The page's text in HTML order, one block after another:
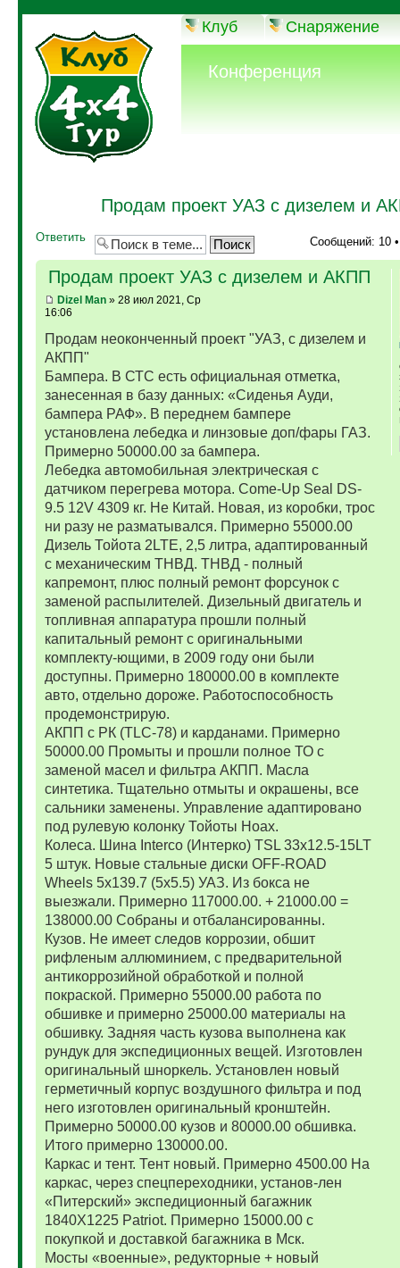
Клуб Снаряжение
Конференция
Продам проект УАЗ с дизелем и
Ответить Сообщений: 10
Продам проект УАЗ с дизелем и АКПП
Dizel Man» 28 июл 2021, Ср
16:06
Продам неоконченный проект "УАЗ, с дизелем и
АКПП"
Бампера. В СТС есть официальная отметка,
занесенная в базу данных: «Сиденья Ауди,
бампера РАФ». В переднем бампере
установлена лебедка и линзовые доп/фары ГАЗ.
Примерно 50000.00 за бампера.
Лебедка автомобильная электрическая с
датчиком перегрева мотора. Come-Up Seal DS-
9.5 12V 4309 кг. Не Китай. Новая, из коробки, трос
ни разу не разматывался. Примерно 55000.00
Дизель Тойота 2LTE, 2,5 литра, адаптированный
с механическим ТНВД. ТНВД - полный
капремонт, плюс полный ремонт форсунок с
заменой распылителей. Дизельный двигатель и
топливная аппаратура прошли полный
капитальный ремонт с оригинальными
комплекту-ющими, в 2009 году они были
доступны. Примерно 180000.00 в комплекте
авто, отдельно дороже. Работоспособность
продемонстрирую.
АКПП с РК (TLC-78) и карданами. Примерно
50000.00 Промыты и прошли полное ТО с
заменой масел и фильтра АКПП. Масла
синтетика. Тщательно отмыты и окрашены, все
сальники заменены. Управление адаптировано
под рулевую колонку Тойоты Ноах.
Колеса. Шина Interco (Интерко) TSL 33x12.5-15LT
5 штук. Новые стальные диски OFF-ROAD
Wheels 5x139.7 (5x5.5) УАЗ. Из бокса не
выезжали. Примерно 117000.00. + 21000.00 =
138000.00 Собраны и отбалансированны.
Кузов. Не имеет следов коррозии, обшит
рифленым аллюминием, с предварительной
антикоррозийной обработкой и полной
покраской. Примерно 55000.00 работа по
обшивке и примерно 25000.00 материалы на
обшивку. Задняя часть кузова выполнена как
рундук для экспедиционных вещей. Изготовлен
оригинальный шноркель. Установлен новый
герметичный корпус воздушного фильтра и под
него изготовлен оригинальный кронштейн.
Примерно 50000.00 кузов и 80000.00 обшивка.
Итого примерно 130000.00.
Каркас и тент. Тент новый. Примерно 4500.00 На
каркас, через спецпереходники, установ-лен
«Питерский» экспедиционный багажник
1840Х1225 Patriot. Примерно 15000.00 с
покупкой и доставкой багажника в Мск.
Мосты «военные», редукторные + новый